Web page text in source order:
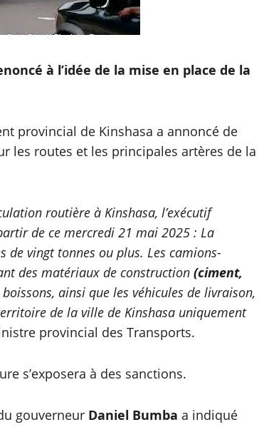
à l’idée de la mise en place de la
provincial de Kinshasa a annoncé de
les routes et les principales artères de la
routière à Kinshasa, l’exécutif
de ce mercredi 21 mai 2025 : La
vingt tonnes ou plus. Les camions-
des matériaux de construction(ciment,
boissons, ainsi que les véhicules de livraison,
de la ville de Kinshasa uniquement
provincial des Transports.
s’exposera à des sanctions.
gouverneur Daniel Bumba a indiqué